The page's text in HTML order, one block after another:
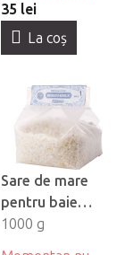
35 lei
La coş
Sare de mare
pentru baie
Yamuna -
1000 g